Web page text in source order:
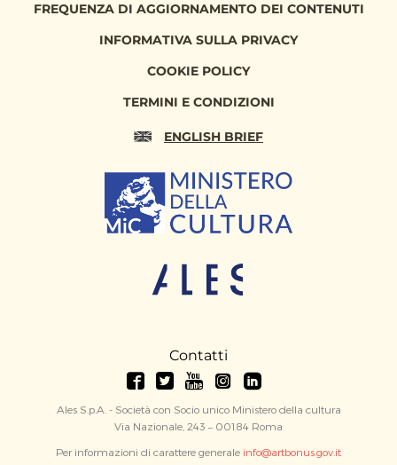
FREQUENZA DI AGGIORNAMENTO DEI CONTENUTI
INFORMATIVA SULLA PRIVACY
COOKIE POLICY
TERMINI E CONDIZIONI
ENGLISH BRIEF
Contatti
Ales S.p.A. - Società con Socio unico Ministero della cultura
Via Nazionale, 243 – 00184 Roma
Per informazioni di carattere generale info@artbonus.gov.it